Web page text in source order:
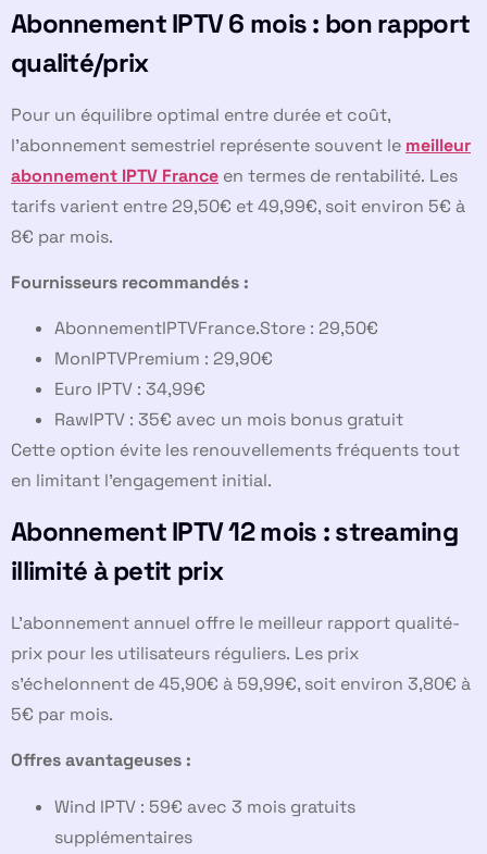
Abonnement IPTV 6 mois : bon rapport
qualité/prix
Pour un équilibre optimal entre durée et coût,
l’abonnement semestriel représente souvent le meilleur
abonnement IPTV France en termes de rentabilité. Les
tarifs varient entre 29,50€ et 49,99€, soit environ 5€ à
8€ par mois.
Fournisseurs recommandés :
AbonnementIPTVFrance.Store : 29,50€
MonIPTVPremium : 29,90€
Euro IPTV : 34,99€
RawIPTV : 35€ avec un mois bonus gratuit
Cette option évite les renouvellements fréquents tout
en limitant l’engagement initial.
Abonnement IPTV 12 mois : streaming
illimité à petit prix
L’abonnement annuel offre le meilleur rapport qualité-
prix pour les utilisateurs réguliers. Les prix
s’échelonnent de 45,90€ à 59,99€, soit environ 3,80€ à
5€ par mois.
Offres avantageuses :
Wind IPTV : 59€ avec 3 mois gratuits
supplémentaires